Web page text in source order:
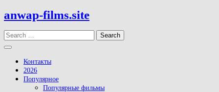
Skip
to
content
anwap-films.site
Search
Open
Button
Контакты
2026
Популярное
Популярные фильмы